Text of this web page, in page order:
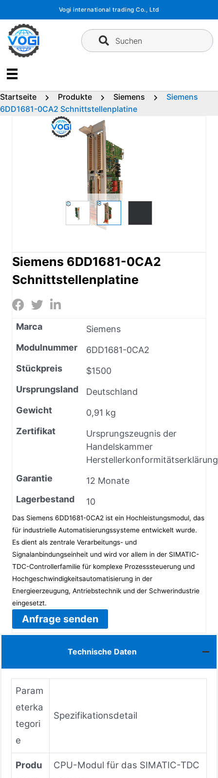
springen
Vogi international trading Co., Ltd
Suchen
Startseite Produkte Siemens
Siemens
6DD1681-0CA2 Schnittstellenplatine
Siemens 6DD1681-0CA2
Schnittstellenplatine
Marca
Siemens
Modulnummer
6DD1681-0CA2
Stückpreis
$1500
Ursprungsland
Deutschland
Gewicht
0,91 kg
Zertifikat
Ursprungszeugnis der
Handelskammer
Herstellerkonformitätserklärung
Garantie
12 Monate
Lagerbestand
10
Das Siemens 6DD1681-0CA2 ist ein Hochleistungsmodul, das
für industrielle Automatisierungssysteme entwickelt wurde.
Es dient als zentrale Verarbeitungs- und
Signalanbindungseinheit und wird vor allem in der SIMATIC-
TDC-Controllerfamilie für komplexe Prozesssteuerung und
Hochgeschwindigkeitsautomatisierung in der
Energieerzeugung, Antriebstechnik und der Schwerindustrie
eingesetzt.
Anfrage senden
Technische Daten
Param
eterka
tegori
e
Spezifikationsdetail
Produ
CPU-Modul für das SIMATIC-TDC